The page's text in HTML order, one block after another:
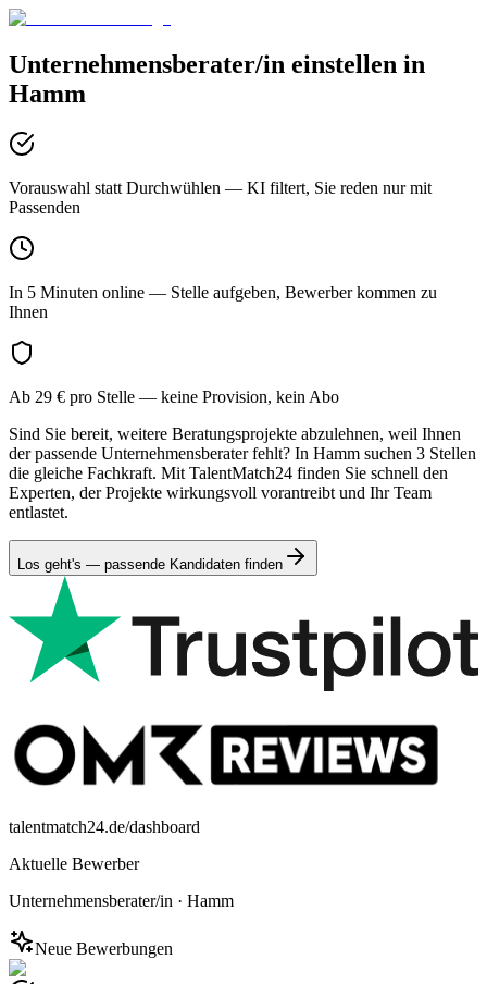
Unternehmensberater/in einstellen in
Hamm
Vorauswahl statt Durchwühlen — KI filtert, Sie reden nur mit
Passenden
In 5 Minuten online — Stelle aufgeben, Bewerber kommen zu
Ihnen
Ab 29 € pro Stelle — keine Provision, kein Abo
Sind Sie bereit, weitere Beratungsprojekte abzulehnen, weil Ihnen
der passende Unternehmensberater fehlt? In Hamm suchen 3 Stellen
die gleiche Fachkraft. Mit TalentMatch24 finden Sie schnell den
Experten, der Projekte wirkungsvoll vorantreibt und Ihr Team
entlastet.
Los geht's — passende Kandidaten finden
talentmatch24.de/dashboard
Aktuelle Bewerber
Unternehmensberater/in · Hamm
Neue Bewerbungen